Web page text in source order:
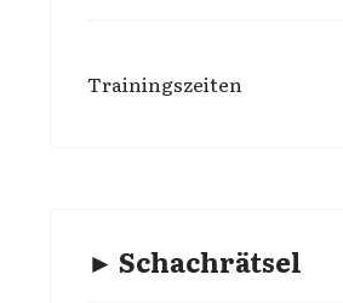
Trainingszeiten
► Schachrätsel